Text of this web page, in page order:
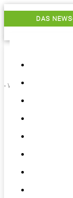
DAS
- Werbung -